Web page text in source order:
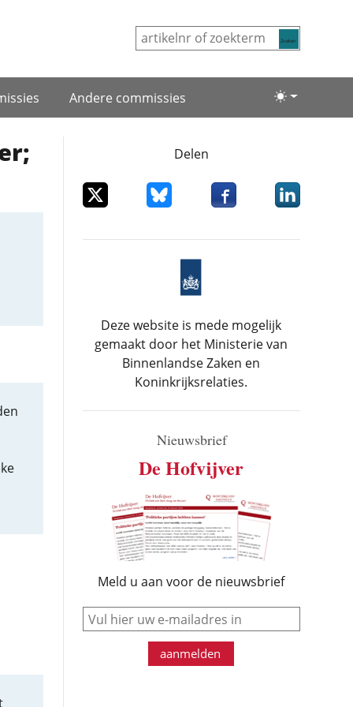
Lichte/
Andere commissies
Delen
Deel dit item op XDeel dit item op Bluesky
Deel dit item op
Deel dit
Deze website is mede mogelijk
gemaakt door het Ministerie van
Binnenlandse Zaken en
Koninkrijksrelaties.
Nieuwsbrief
De Hofvijver
Meld u aan voor de nieuwsbrief
e-mail
aanmelden